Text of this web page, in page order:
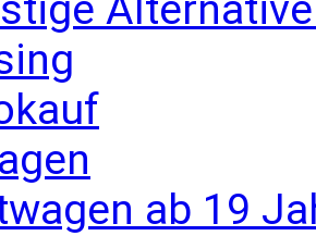
ab 19